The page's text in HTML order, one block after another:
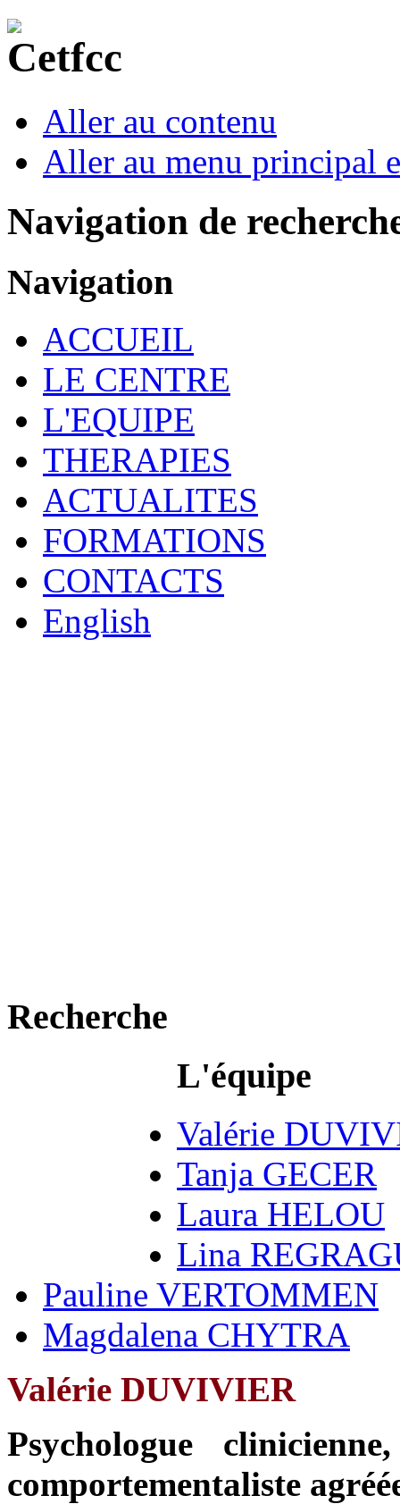
Aller au contenu
Aller au menu principal
Navigation de
Navigation
ACCUEIL
LE CENTRE
L'EQUIPE
THERAPIES
ACTUALITES
FORMATIONS
CONTACTS
English
Recherche
L'équipe
Valérie
Tanja GECER
Laura HELOU
Lina
Pauline VERTOMMEN
Magdalena CHYTRA
Valérie DUVIVIER
Psychologue
comportementaliste